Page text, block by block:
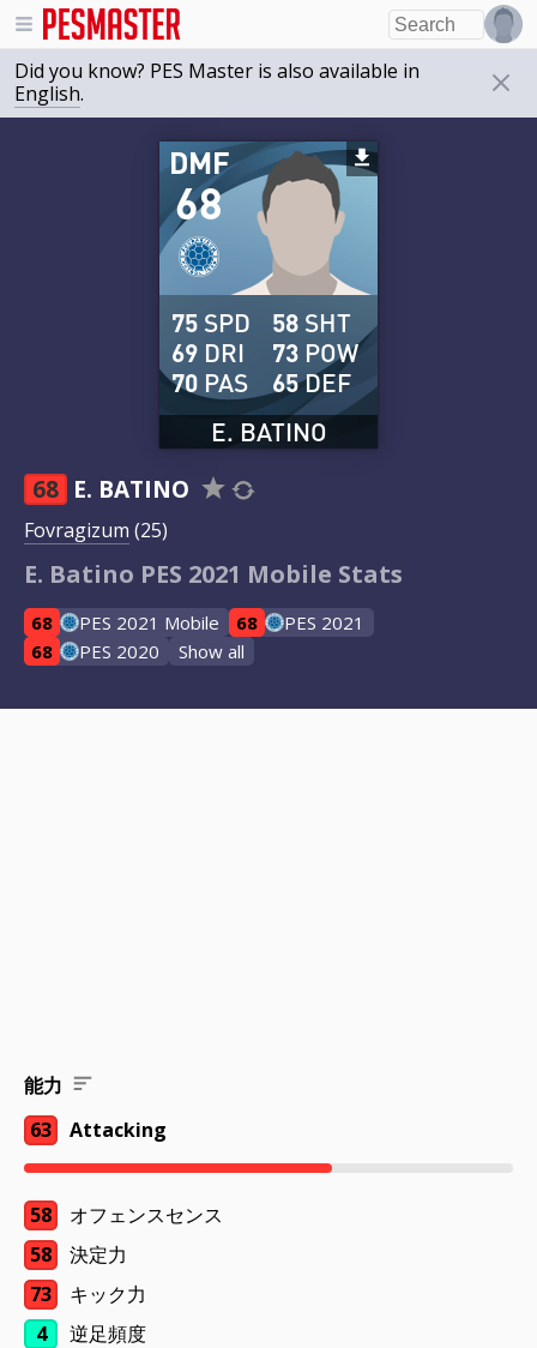
Did you know? PES Master is also available in
English.
68
DMF
E. BATINO
75 SPD
69 DRI
70 PAS
58 SHT
73 POW
65DEF
68 E. BATINO
Fovragizum (25)
E. Batino PES 2021 Mobile Stats
68 PES 2021 Mobile 68
PES 2021
68
PES 2020 Show all
能力
63
Attacking
58
オフェンスセンス
58
決定力
73
キック力
4
逆足頻度